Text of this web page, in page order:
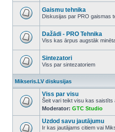
unread
posts
unread
posts
Gaismu tehnika
Diskusijas par PRO gaismas
unread
posts
Dažādi - PRO Tehnika
Viss kas ārpus augstāk
unread
posts
Sintezatori
Viss par sintezatoriem
Mikseris.LV diskusijas
No
unread
posts
Viss par visu
Šeit vari teikt visu kas
Moderator: GTC Studio
Uzdod savu jautājumu
Ir kas jautājams citiem vai